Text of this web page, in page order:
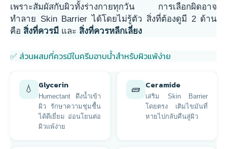
เพราะสัมผัสกับผิวทั้งร่างกายทุกวัน การเลือกผิดอาจ
ทำลาย Skin Barrier ได้โดยไม่รู้ตัว สิ่งที่ต้องดูมี 2 ด้าน
คือ สิ่งที่ควรมี และ สิ่งที่ควรหลีกเลี่ยง
✅ ส่วนผสมที่ควรมีในครีมอาบน้ำสำหรับผิวแพ้ง่าย
💧 Glycerin
Humectant ดึงน้ำเข้า
ผิว รักษาความชุ่มชื้น
ได้ดีเยี่ยม อ่อนโยนต่อ
ผิวแพ้ง่าย
🧱 Ceramide
เสริม Skin Barrier
โดยตรง เติมไขมันที่
หายไปกลับคืนสู่ผิว